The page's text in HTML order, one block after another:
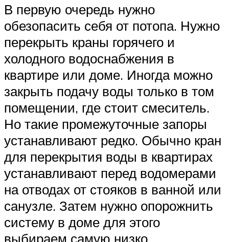
В первую очередь нужно
обезопасить себя от потопа. Нужно
перекрыть краны горячего и
холодного водоснабжения в
квартире или доме. Иногда можно
закрыть подачу воды только в том
помещении, где стоит смеситель.
Но такие промежуточные запоры
устанавливают редко. Обычно кран
для перекрытия воды в квартирах
устанавливают перед водомерами
на отводах от стояков в ванной или
санузле. Затем нужно опорожнить
систему в доме для этого
выбираем самую низко